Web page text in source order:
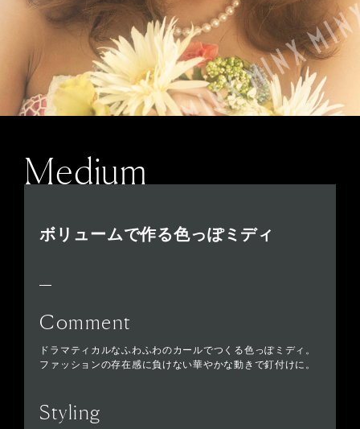
Medium
ボリュームで作る色っぽミディ
Comment
ドラマティカルなふわふわのカールでつくる色っぽミディ。
ファッションの存在感に負けない華やかな動きで釘付けに。
Styling